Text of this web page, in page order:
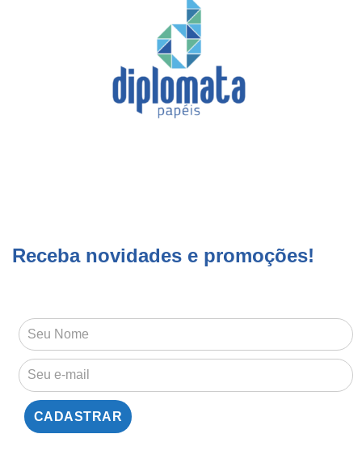
Receba novidades e promoções!